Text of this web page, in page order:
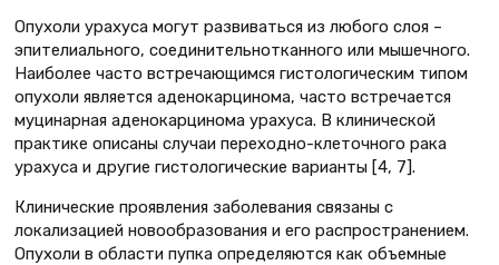
Опухоли урахуса могут развиваться из любого слоя –
эпителиального, соединительнотканного или мышечного.
Наиболее часто встречающимся гистологическим типом
опухоли является аденокарцинома, часто встречается
муцинарная аденокарцинома урахуса. В клинической
практике описаны случаи переходно-клеточного рака
урахуса и другие гистологические варианты [4, 7].
Клинические проявления заболевания связаны с
локализацией новообразования и его распространением.
Опухоли в области пупка определяются как объемные